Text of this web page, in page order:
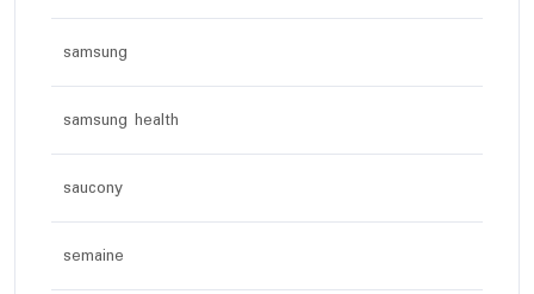
samsung
samsung health
saucony
semaine